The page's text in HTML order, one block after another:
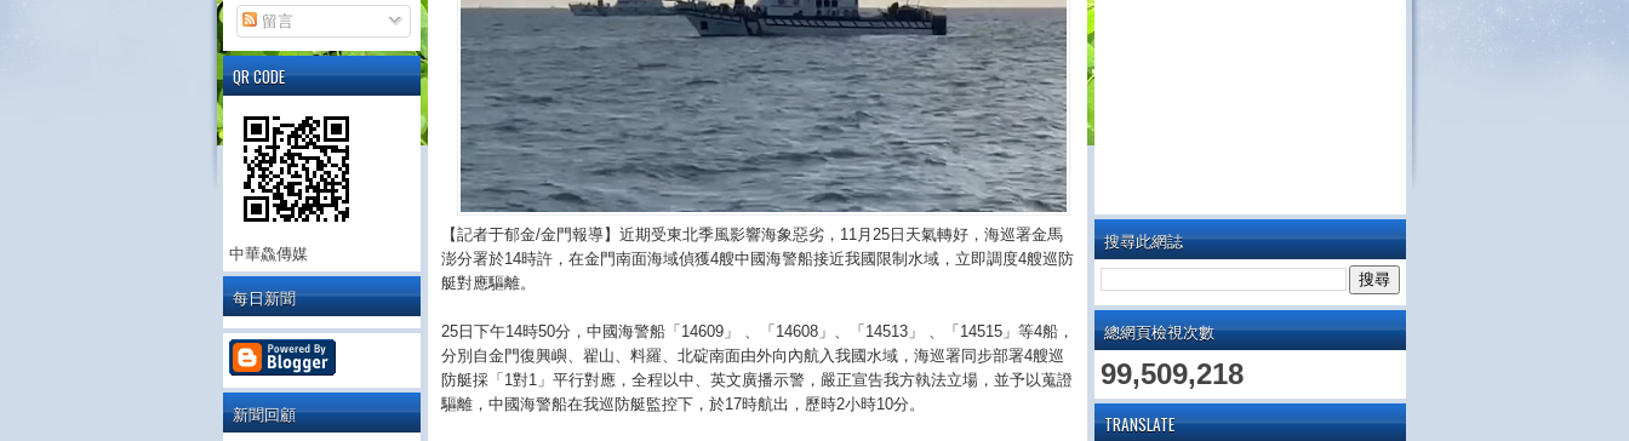
搜尋此網誌
總網頁檢視次數
99,509,218
TRANSLATE
【記者于郁金/金門報導】近期受東北季風影響海象惡劣，11月25日天氣轉好，海巡署金馬
澎分署於14時許，在金門南面海域偵獲4艘中國海警船接近我國限制水域，立即調度4艘巡防
艇對應驅離。
25日下午14時50分，中國海警船「14609」 、「14608」、「14513」 、「14515」等4船，
分別自金門復興嶼、翟山、料羅、北碇南面由外向內航入我國水域，海巡署同步部署4艘巡
防艇採「1對1」平行對應，全程以中、英文廣播示警，嚴正宣告我方執法立場，並予以蒐證
驅離，中國海警船在我巡防艇監控下，於17時航出，歷時2小時10分。
留言
QR CODE
中華鱻傳媒
每日新聞
新聞回顧